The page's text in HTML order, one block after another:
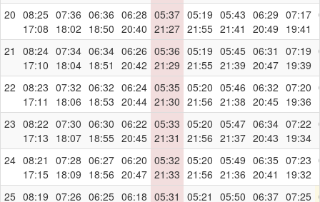
20 08:25
17:08
07:36
18:02
06:36
18:50
06:28
20:40
05:37
21:27
05:19
21:55
05:43
21:41
06:29
20:49
07:17
19:41
21
08:24
17:10
07:34
18:04
06:34
18:51
06:26
20:42
05:36
21:29
05:19
21:55
05:45
21:39
06:31
20:47
07:19
19:39
22 08:23
17:11
07:32
18:06
06:32
18:53
06:24
20:44
05:35
21:30
05:20
21:56
05:46
21:38
06:32
20:45
07:20
19:36
23 08:22
17:13
07:30
18:07
06:30
18:55
06:22
20:45
05:33
21:31
05:20
21:56
05:47
21:37
06:34
20:43
07:22
19:34
24 08:21
17:15
07:28
18:09
06:27
18:56
06:20
20:47
05:32
21:33
05:20
21:56
05:49
21:36
06:35
20:41
07:23
19:32
25 08:19 07:26 06:25 06:18 05:31
05:21
05:50 06:37 07:25